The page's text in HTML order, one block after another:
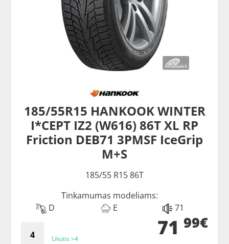
185/55R15 HANKOOK WINTER
I*CEPT IZ2 (W616) 86T XL RP
Friction DEB71 3PMSF IceGrip
M+S
185/55 R15 86T
Tinkamumas modeliams:
D
E 71
Likutis >4 71 99€